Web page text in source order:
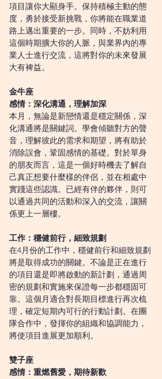
項目讓你大顯身手。保持積極主動的態
度，勇於接受新挑戰，你將能在職業道
路上邁出重要的一步。同時，不妨利用
這個時期擴大你的人脈，與業界內的專
業人士進行交流，這將對你的未來發展
大有裨益。
金牛座
感情：深化溝通，理解加深
本月，無論是新戀情還是穩定關係，深
化溝通將是關鍵詞。學會傾聽對方的聲
音，理解彼此的需求和期望，將有助於
消除誤會，鞏固感情的基礎。對於單身
的朋友而言，這是一個好時機去了解自
己真正想要什麼樣的伴侶，並在相處中
實踐這些認識。已經有伴的夥伴，則可
以通過共同的活動和深入的交流，讓關
係更上一層樓。
工作：穩健前行，細致規劃
在4月份的工作中，穩健前行和細致規劃
將是取得成功的關鍵。不論是正在進行
的項目還是即將啟動的新計劃，通過周
密的規劃和實施來保證每一步都穩固可
靠。這個月適合對長期目標進行再次梳
理，確定短期內可行的行動計劃。在團
隊合作中，發揮你的組織和協調能力，
將使項目進展更加順利。
雙子座
感情：重燃舊愛，期待新歡